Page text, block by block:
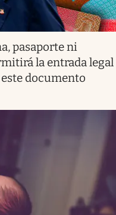
pasaporte ni
la entrada legal
documento